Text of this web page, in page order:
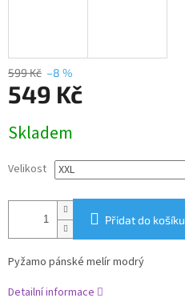
599 Kč –8 %
549 Kč
cena:
Skladem
Velikost
Přidat do košíku
Pyžamo pánské melír modrý
Detailní informace